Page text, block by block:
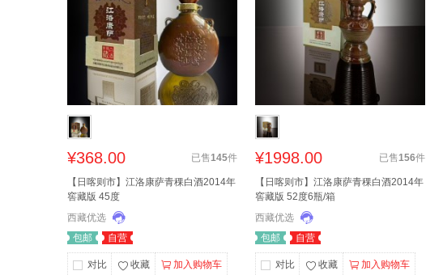
¥368.00 已售145件
【日喀则市】江洛康萨青稞白酒2014年
窖藏版 45度
西藏优选
包邮
自营
对比 收藏 加入购物车
¥1998.00 已售156件
【日喀则市】江洛康萨青稞白酒2014年
窖藏版 52度6瓶/箱
西藏优选
包邮
自营
对比 收藏 加入购物车